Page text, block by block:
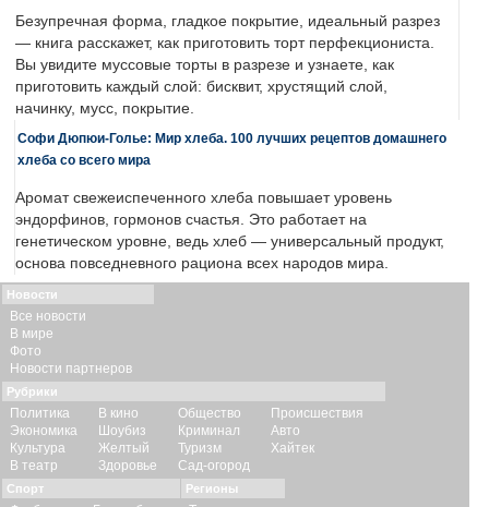
Безупречная форма, гладкое покрытие, идеальный разрез
— книга расскажет, как приготовить торт перфекциониста.
Вы увидите муссовые торты в разрезе и узнаете, как
приготовить каждый слой: бисквит, хрустящий слой,
начинку, мусс, покрытие.
Софи Дюпюи-Голье: Мир хлеба. 100 лучших рецептов домашнего
хлеба со всего мира
Аромат свежеиспеченного хлеба повышает уровень
эндорфинов, гормонов счастья. Это работает на
генетическом уровне, ведь хлеб — универсальный продукт,
основа повседневного рациона всех народов мира.
Новости
Все новости
В мире
Фото
Новости партнеров
Рубрики
Политика
Экономика
Культура
В театр
В кино
Шоубиз
Желтый
Здоровье
Общество
Криминал
Туризм
Сад-огород
Происшествия
Авто
Хайтек
Спорт Регионы